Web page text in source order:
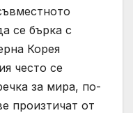
се бърка с
Корея
често се
за мира, по-
произтичат от